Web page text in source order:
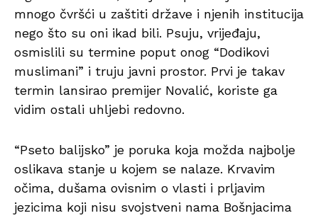
mnogo čvršći u zaštiti države i njenih institucija
nego što su oni ikad bili. Psuju, vrijeđaju,
osmislili su termine poput onog “Dodikovi
muslimani” i truju javni prostor. Prvi je takav
termin lansirao premijer Novalić, koriste ga
vidim ostali uhljebi redovno.
“Pseto balijsko” je poruka koja možda najbolje
oslikava stanje u kojem se nalaze. Krvavim
očima, dušama ovisnim o vlasti i prljavim
jezicima koji nisu svojstveni nama Bošnjacima